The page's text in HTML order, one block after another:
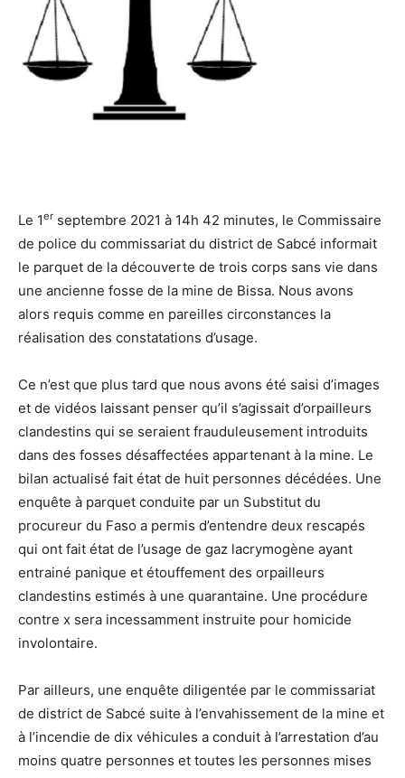
Le 1er septembre 2021 à 14h 42 minutes, le Commissaire
de police du commissariat du district de Sabcé informait
le parquet de la découverte de trois corps sans vie dans
une ancienne fosse de la mine de Bissa. Nous avons
alors requis comme en pareilles circonstances la
réalisation des constatations d’usage.
Ce n’est que plus tard que nous avons été saisi d’images
et de vidéos laissant penser qu’il s’agissait d’orpailleurs
clandestins qui se seraient frauduleusement introduits
dans des fosses désaffectées appartenant à la mine. Le
bilan actualisé fait état de huit personnes décédées. Une
enquête à parquet conduite par un Substitut du
procureur du Faso a permis d’entendre deux rescapés
qui ont fait état de l’usage de gaz lacrymogène ayant
entrainé panique et étouffement des orpailleurs
clandestins estimés à une quarantaine. Une procédure
contre x sera incessamment instruite pour homicide
involontaire.
Par ailleurs, une enquête diligentée par le commissariat
de district de Sabcé suite à l’envahissement de la mine et
à l’incendie de dix véhicules a conduit à l’arrestation d’au
moins quatre personnes et toutes les personnes mises